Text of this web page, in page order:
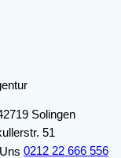
Solingen
51
0212 22 666 556